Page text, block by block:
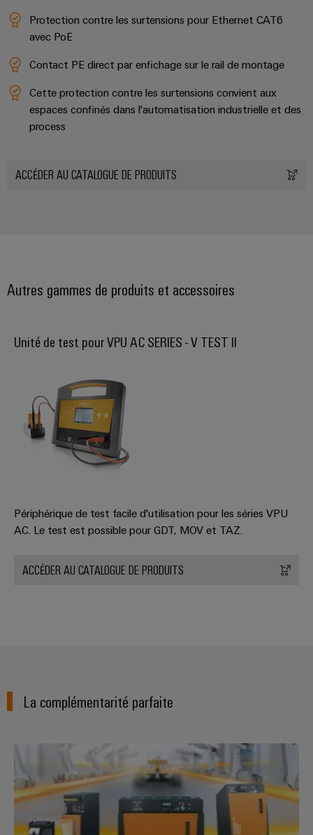
Protection contre les surtensions pour Ethernet CAT6
avec PoE
Contact PE direct par enfichage sur le rail de montage
Cette protection contre les surtensions convient aux
espaces confinés dans l'automatisation industrielle et des
process
ACCÉDER AU CATALOGUE DE PRODUITS
Autres gammes de produits et accessoires
Unité de test pour VPU AC SERIES - V TEST II
Périphérique de test facile d'utilisation pour les séries VPU
AC. Le test est possible pour GDT, MOV et TAZ.
ACCÉDER AU CATALOGUE DE PRODUITS
La complémentarité parfaite
Alimentations PROtop : un